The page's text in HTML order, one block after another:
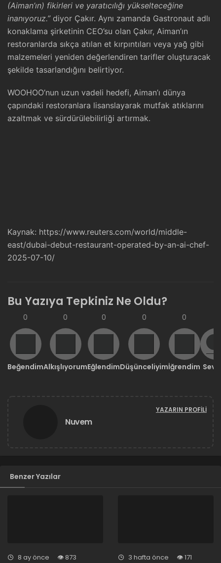
(Aiman’ın) fikirleri ve yaratıcılığı yükselteceğine
inanıyoruz.”diyor Çakır. Aynı zamanda Gastronaut adlı
konaklama şirketinin CEO’su olan Çakır, Aiman’ın
restoranlarda sıkça atılan et kırpıntıları veya yağ gibi
malzemeleri yeniden değerlendiren tarifler oluşturacak
şekilde tasarlandığını belirtiyor.
WOOHOO’nun uzun vadeli hedefi, Aiman’ı dünya
çapındaki restoranlara lisanslayarak mutfak atıklarını
azaltmak ve sürdürülebilirliği artırmak.
Kaynak: https://www.reuters.com/world/middle-
east/dubai-debut-restaurant-operated-by-an-ai-chef-
2025-07-10/
Bu Yazıya Tepkiniz Ne Oldu?
0
Beğendim
0
Alkışlıyorum
0
Eğlendim
0
Düşünceliyim
0
İğrendim
Nuvem
YAZARIN PROFILI
Benzer Yazılar
8 ay önce 873 3 hafta önce 171